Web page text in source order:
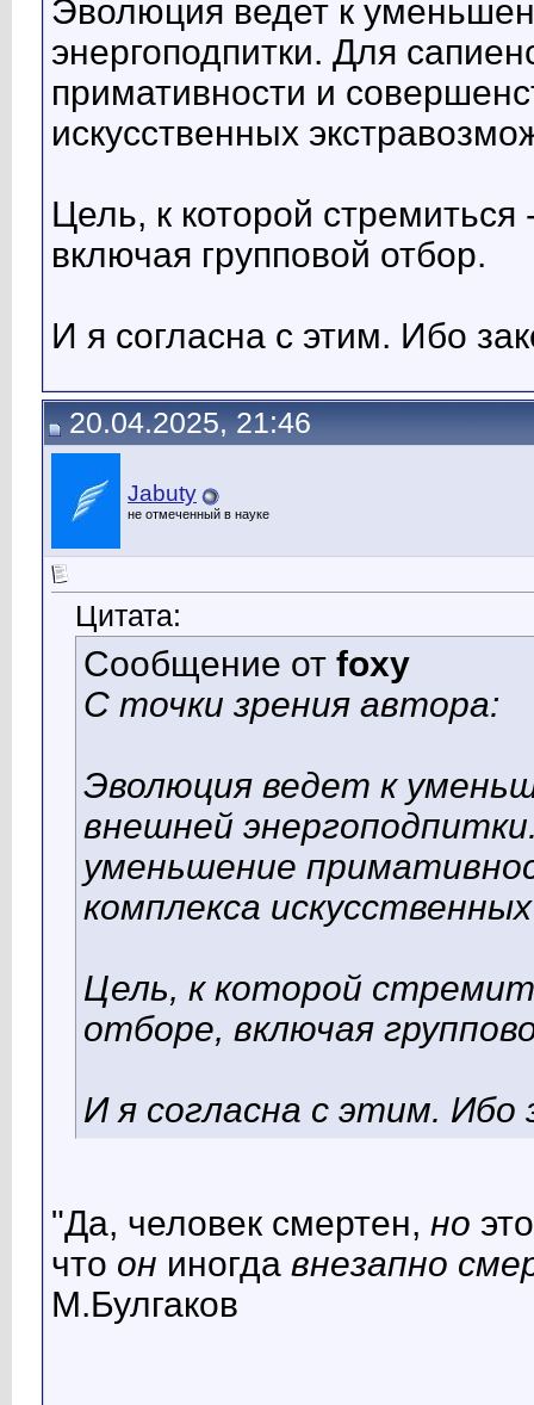
Эволюция ведет к
энергоподпитки. Для
примативности и
искусственных
Цель, к которой
включая групповой отбор.
И я согласна с этим. Ибо
20.04.2025, 21:46
Jabuty
не отмеченный в науке
Цитата:
Сообщение от foxy
С точки зрения автора:
Эволюция ведет к
внешней
уменьшение
комплекса
Цель, к которой
отборе, включая
И я согласна с этим. Ибо
"Да, человек смертен, но
что он иногда внезапно
М.Булгаков